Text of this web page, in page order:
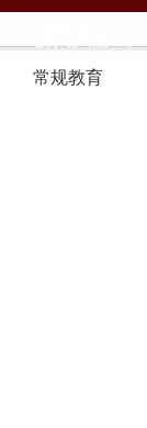
常规教育